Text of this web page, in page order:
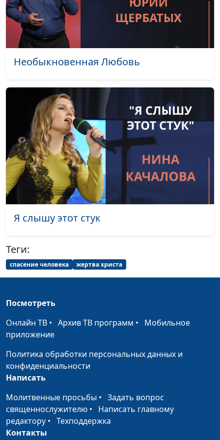
пресвитер церкви
и Елена
Апокалипсис и суд Божий
Юлия Уткина,
Александр Камнев,
#31
Кого Бог будет судить
первыми? Как
подготовиться к Божьему
суду?
Юлия Уткина,
Александр Камнев,
пресвитер церкви
и Елена
Варнавская
Суд Христов. Тайный или
открытый?
Юлия Уткина,
пресвитер церкви
#29
Божий суд. Кто будет нас
судить?
Александр Камнев,
По каким критериям нас
будет судить Бог?
Юлия Уткина,
и Елена
Как подготовиться к
Божьему суду?
Оправдание верой
Александр Камнев,
пресвитер церкви
Необыкновенная Любовь
Я слышу этот стук
Теги:
спасение человека жертва христа
Посмотреть
Онлайн ТВ • Архив ТВ программ • Мобильное
приложение
Политика обработки персональных данных и
конфиденциальности
Написать
Молитвенные просьбы • Задать вопрос
священнослужителю • Написать главному
редактору • Техподдержка
Контакты